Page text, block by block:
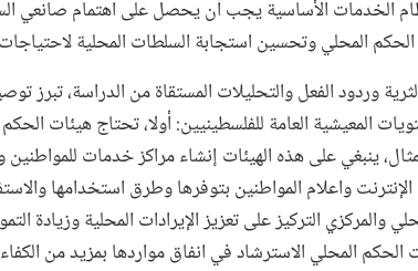
الخدمات الأساسية يجب أن يحصل على اهتمام صانعي
المحلي وتحسين استجابة السلطات المحلية
وردود الفعل والتحليلات المستقاة من الدراسة، تبرز
المعيشية العامة للفلسطينيين: أولا، تحتاج هيئات
ينبغي علی هذه الهيئات إنشاء مراكز خدمات للمواطنين
الإنترنت واعلام المواطنين بتوفرها وطرق استخدامها
والمركزي التركيز على تعزيز الإيرادات المحلية وزيادة
المحلي الاسترشاد في انفاق مواردها بمزيد من